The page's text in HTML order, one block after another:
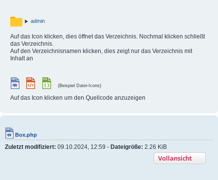
admin
Auf das Icon klicken, dies öffnet das Verzeichnis. Nochmal klicken schließt
das Verzeichnis.
Auf den Verzeichnisnamen klicken, dies zeigt nur das Verzeichnis mit
Inhalt an
(Beispiel Datei-Icons)
Auf das Icon klicken um den Quellcode anzuzeigen
Box.php
Zuletzt modifiziert: 09.10.2024, 12:59 - Dateigröße: 2.26 KiB
Vollansicht